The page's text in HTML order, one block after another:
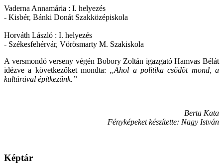
Vaderna Annamária : I. helyezés
- Kisbér, Bánki Donát Szakközépiskola
Horváth László : I. helyezés
- Székesfehérvár, Vörösmarty M. Szakiskola
A versmondó verseny végén Bobory Zoltán igazgató Hamvas Bélát
idézve a következőket mondta:
„Ahol a politika csődöt mond, a
kultúrával építkezünk.”
Berta Kata
Fényképeket készítette: Nagy István
Képtár